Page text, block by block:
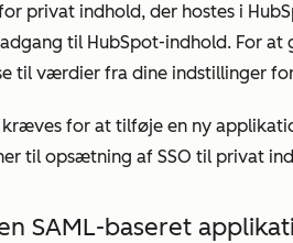
privat indhold, der hostes i
til HubSpot-indhold. For at
til værdier fra dine indstillinger
for at tilføje en ny
til opsætning af SSO til privat
SAML-baseret